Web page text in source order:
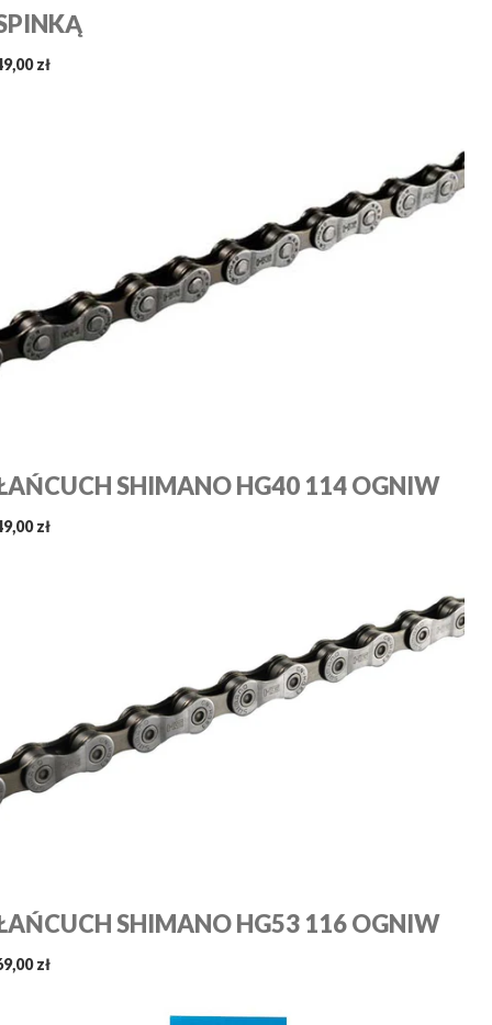
zł
SHIMANO HG40 114 OGNIW
zł
SHIMANO HG53 116 OGNIW
zł